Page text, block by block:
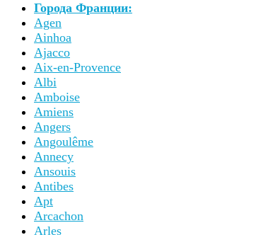
Города Франции:
Agen
Ainhoa
Ajacco
Aix-en-Provence
Albi
Amboise
Amiens
Angers
Angoulême
Annecy
Ansouis
Antibes
Apt
Arcachon
Arles